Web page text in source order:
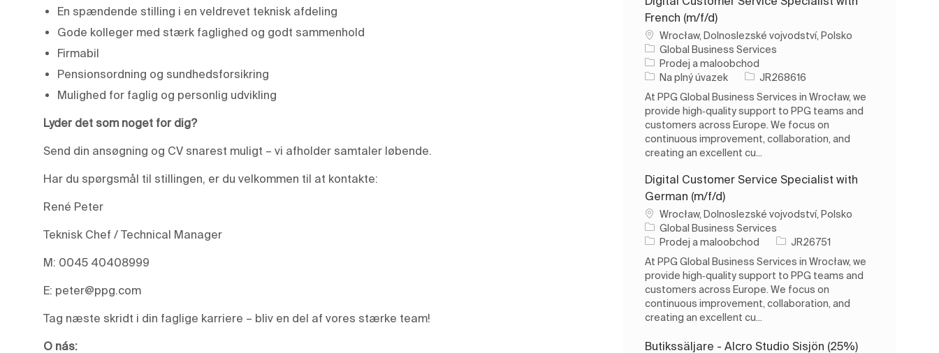
En spændende stilling i en veldrevet teknisk afdeling
Gode kolleger med stærk faglighed og godt sammenhold
Firmabil
Pensionsordning og sundhedsforsikring
Mulighed for faglig og personlig udvikling
Lyder det som noget for dig?
Send din ansøgning og CV snarest muligt – vi afholder samtaler løbende.
Har du spørgsmål til stillingen, er du velkommen til at kontakte:
René Peter
Teknisk Chef / Technical Manager
M: 0045 40408999
E: peter@ppg.com
Tag næste skridt i din faglige karriere – bliv en del af vores stærke team!
O nás:
French (m/f/d)
Umístění
Wrocław, Dolnoslezské vojvodství, Polsko
Global Business Services
Kategorie
Prodej a maloobchod
Typ úlohy
Na plný úvazek ID úlohy
JR268616
At PPG Global Business Services in Wrocław, we
provide high‑quality support to PPG teams and
customers across Europe. We focus on
continuous improvement, collaboration, and
creating an excellent cu...
Digital Customer Service Specialist with
German (m/f/d)
Umístění
Wrocław, Dolnoslezské vojvodství, Polsko
Global Business Services
Kategorie
Prodej a maloobchod ID úlohy
JR26751
At PPG Global Business Services in Wrocław, we
provide high‑quality support to PPG teams and
customers across Europe. We focus on
continuous improvement, collaboration, and
creating an excellent cu...
Butikssäljare - Alcro Studio Sisjön (25%)